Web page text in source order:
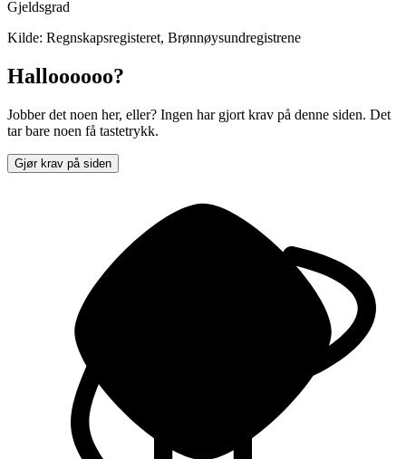
Gjeldsgrad
Kilde: Regnskapsregisteret, Brønnøysundregistrene
Halloooooo?
Jobber det noen her, eller? Ingen har gjort krav på denne siden. Det
tar bare noen få tastetrykk.
Gjør krav på siden